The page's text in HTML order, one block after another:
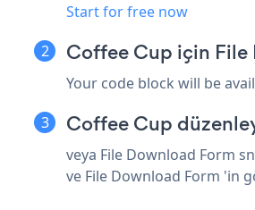
Start for free now
Coffee Cup için File
Your code block will be
Coffee Cup
veya File Download Form
ve File Download Form 'in